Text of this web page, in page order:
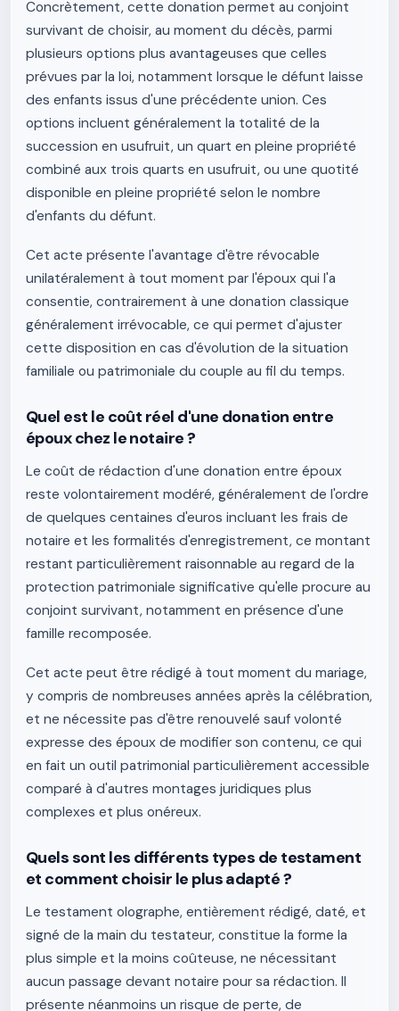
Concrètement, cette donation permet au conjoint
survivant de choisir, au moment du décès, parmi
plusieurs options plus avantageuses que celles
prévues par la loi, notamment lorsque le défunt laisse
des enfants issus d'une précédente union. Ces
options incluent généralement la totalité de la
succession en usufruit, un quart en pleine propriété
combiné aux trois quarts en usufruit, ou une quotité
disponible en pleine propriété selon le nombre
d'enfants du défunt.
Cet acte présente l'avantage d'être révocable
unilatéralement à tout moment par l'époux qui l'a
consentie, contrairement à une donation classique
généralement irrévocable, ce qui permet d'ajuster
cette disposition en cas d'évolution de la situation
familiale ou patrimoniale du couple au fil du temps.
Quel est le coût réel d'une donation entre
époux chez le notaire ?
Le coût de rédaction d'une donation entre époux
reste volontairement modéré, généralement de l'ordre
de quelques centaines d'euros incluant les frais de
notaire et les formalités d'enregistrement, ce montant
restant particulièrement raisonnable au regard de la
protection patrimoniale significative qu'elle procure au
conjoint survivant, notamment en présence d'une
famille recomposée.
Cet acte peut être rédigé à tout moment du mariage,
y compris de nombreuses années après la célébration,
et ne nécessite pas d'être renouvelé sauf volonté
expresse des époux de modifier son contenu, ce qui
en fait un outil patrimonial particulièrement accessible
comparé à d'autres montages juridiques plus
complexes et plus onéreux.
Quels sont les différents types de testament
et comment choisir le plus adapté ?
Le testament olographe, entièrement rédigé, daté, et
signé de la main du testateur, constitue la forme la
plus simple et la moins coûteuse, ne nécessitant
aucun passage devant notaire pour sa rédaction. Il
présente néanmoins un risque de perte, de